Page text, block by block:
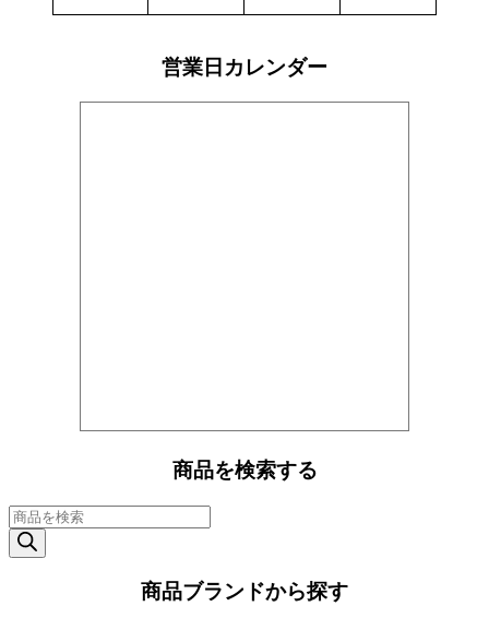
営業日カレンダー
商品を検索する
商
品
検
商品ブランドから探す